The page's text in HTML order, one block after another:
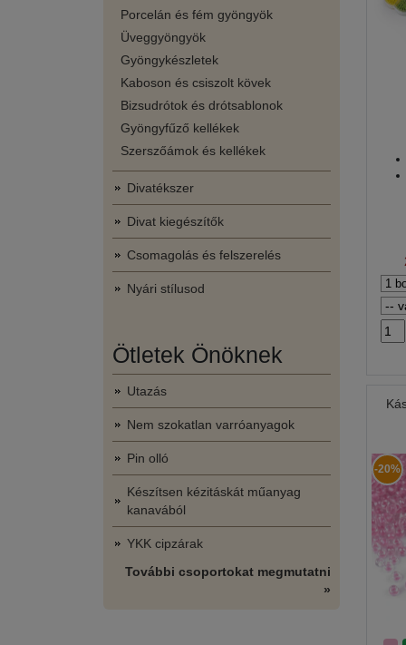
Porcelán és fém gyöngyök
Üveggyöngyök
Gyöngykészletek
Kaboson és csiszolt kövek
Bizsudrótok és drótsablonok
Gyöngyfűző kellékek
Szerszőámok és kellékek
Divatékszer
Divat kiegészítők
Csomagolás és felszerelés
Nyári stílusod
Ötletek Önöknek
Utazás
Nem szokatlan varróanyagok
Pin olló
Készítsen kézitáskát műanyag
kanavából
YKK cipzárak
További csoportokat megmutatni
»
-20%